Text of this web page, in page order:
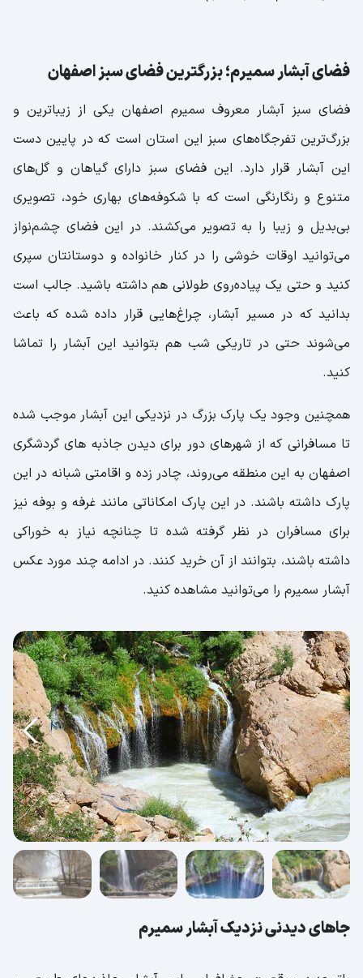
فضای آبشار سمیرم؛ بزرگترین فضای سبز اصفهان
فضای سبز آبشار معروف سمیرم اصفهان یکی از زیباترین و
بزرگ‌ترین تفرجگاه‌های سبز این استان است که در پایین دست
این آبشار قرار دارد. این فضای سبز دارای گیاهان و گل‌های
متنوع و رنگارنگی است که با شکوفه‌های بهاری خود، تصویری
بی‌بدیل و زیبا را به تصویر می‌کشند. در این فضای چشم‌نواز
می‌توانید اوقات خوشی را در کنار خانواده و دوستانتان سپری
کنید و حتی یک پیاده‌روی طولانی هم داشته باشید. جالب است
بدانید که در مسیر آبشار، چراغ‌هایی قرار داده شده که باعث
می‌شوند حتی در تاریکی شب هم بتوانید این آبشار را تماشا
کنید.
همچنین وجود یک پارک بزرگ در نزدیکی این آبشار موجب شده
تا مسافرانی که از شهرهای دور برای دیدن جاذبه های گردشگری
اصفهان به این منطقه می‌روند، چادر زده و اقامتی شبانه در این
پارک داشته باشند. در این پارک امکاناتی مانند غرفه و بوفه نیز
برای مسافران در نظر گرفته شده تا چنانچه نیاز به خوراکی
داشته باشند، بتوانند از آن خرید کنند. در ادامه چند مورد عکس
آبشار سمیرم را می‌توانید مشاهده کنید.
جاهای دیدنی نزدیک آبشار سمیرم